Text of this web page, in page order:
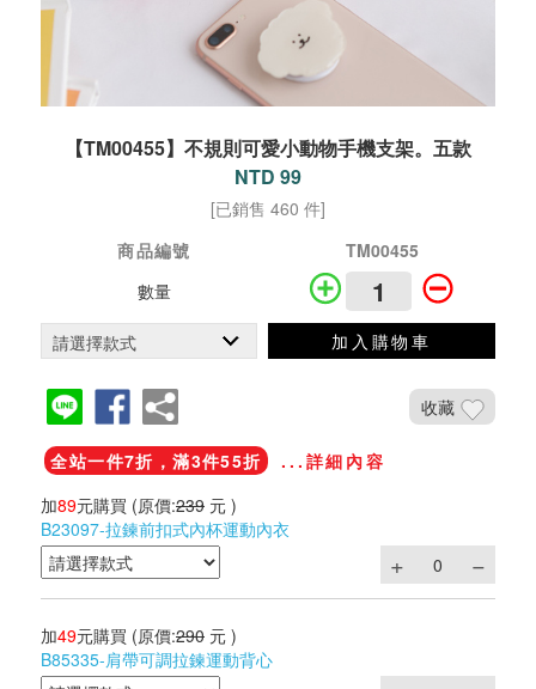
【TM00455】不規則可愛小動物手機支架。五款
NTD 99
[已銷售 460 件]
商品編號
TM00455
數量
加入購物車
收藏
全站一件7折，滿3件55折
...詳細內容
加89元購買 (原價:239 元 )
B23097-拉鍊前扣式內杯運動內衣
加49元購買 (原價:290 元 )
B85335-肩帶可調拉鍊運動背心